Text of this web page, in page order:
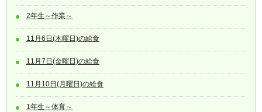
2年生～作業～
11月6日(木曜日)の給食
11月7日(金曜日)の給食
11月10日(月曜日)の給食
1年生～体育～